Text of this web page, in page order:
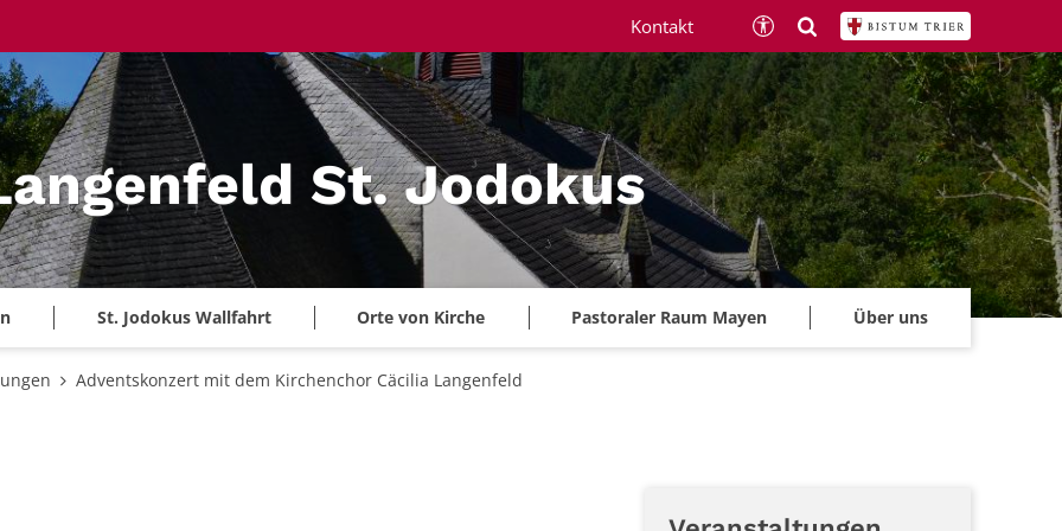
St. Jodokus
St. Jodokus Wallfahrt Orte von Kirche Pastoraler Raum Mayen Über uns
Kontakt
Adventskonzert mit dem Kirchenchor Cäcilia Langenfeld